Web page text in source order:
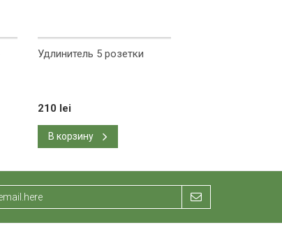
Удлинитель 5 розетки
210 lei
В корзину